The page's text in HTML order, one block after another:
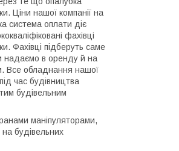
Ціни нашої компанії на
система оплати діє
фахівці
Фахівці підберуть саме
надаємо в оренду й на
Все обладнання нашої
час будівництва
будівельним
маніпуляторами,
будівельних